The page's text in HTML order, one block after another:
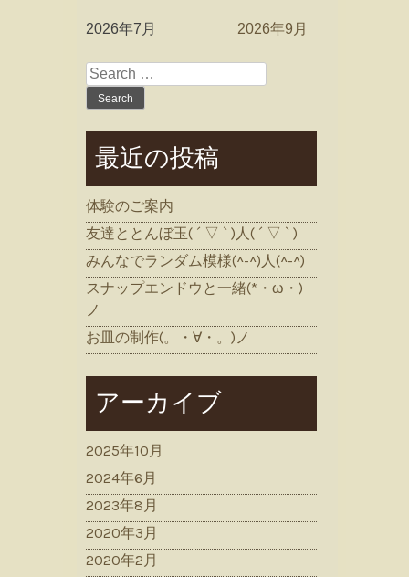
2026年7月 2026年9月
Search
for:
最近の投稿
体験のご案内
友達ととんぼ玉( ´ ▽ ` )人( ´ ▽ ` )
みんなでランダム模様(^-^)人(^-^)
スナップエンドウと一緒(*・ω・)
ノ
お皿の制作(。・∀・。)ノ
アーカイブ
2025年10月
2024年6月
2023年8月
2020年3月
2020年2月